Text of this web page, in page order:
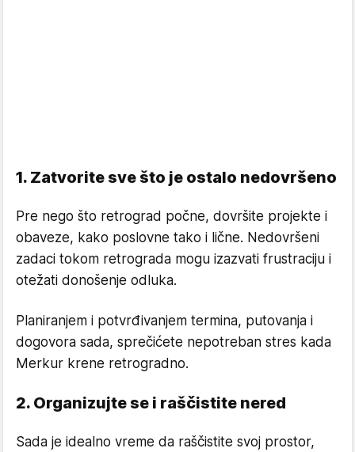
1. Zatvorite sve što je ostalo nedovršeno
Pre nego što retrograd počne, dovršite projekte i
obaveze, kako poslovne tako i lične. Nedovršeni
zadaci tokom retrograda mogu izazvati frustraciju i
otežati donošenje odluka.
Planiranjem i potvrđivanjem termina, putovanja i
dogovora sada, sprečićete nepotreban stres kada
Merkur krene retrogradno.
2. Organizujte se i raščistite nered
Sada je idealno vreme da raščistite svoj prostor,